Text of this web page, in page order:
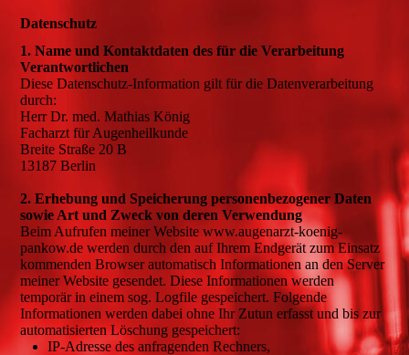
Datenschutz
1. Name und Kontaktdaten des für die Verarbeitung
Verantwortlichen
Diese Datenschutz-Information gilt für die Datenverarbeitung
durch:
Herr Dr. med. Mathias König
Facharzt für Augenheilkunde
Breite Straße 20 B
13187 Berlin
2. Erhebung und Speicherung personenbezogener Daten
sowie Art und Zweck von deren Verwendung
Beim Aufrufen meiner Website www.augenarzt-koenig-
pankow.de werden durch den auf Ihrem Endgerät zum Einsatz
kommenden Browser automatisch Informationen an den Server
meiner Website gesendet. Diese Informationen werden
temporär in einem sog. Logfile gespeichert. Folgende
Informationen werden dabei ohne Ihr Zutun erfasst und bis zur
automatisierten Löschung gespeichert:
IP-Adresse des anfragenden Rechners,